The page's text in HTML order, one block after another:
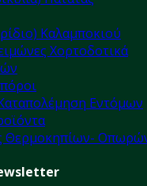
Καλαμποκιού
Χορτοδοτικά
Εντόμων
Θερμοκηπίων-